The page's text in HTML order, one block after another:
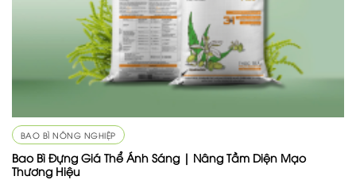
BAO BÌ NÔNG NGHIỆP
Bao Bì Đựng Giá Thể Ánh Sáng | Nâng Tầm Diện Mạo
Thương Hiệu